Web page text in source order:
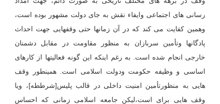
رسانی های اجتماعی وایفاء نقش به جای دولت مشهور بوده است،
وهمین کفایت می کند که در آن زمانها حتی وقفهایی جهت احداث
پادگانها وتأمین سربازان به منظور مقاومت در مقابل دشمنان
خارجی انجام شده است. به رغم اینکه این گونه فعالیتها از کارهای
اساسی و وظیفه حکومت ودولت اسلامی است. همینطور وقف
هایی به منظورتأمین امنیت داخلی در قالب پلیس[شرططه]، ویا
وقف هایی برای است،لیکن جامعه اسلامی زمانی که احساس